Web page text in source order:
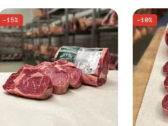
-15% -10%